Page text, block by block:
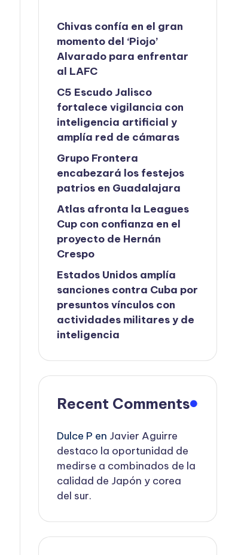
Chivas confía en el gran
momento del ‘Piojo’
Alvarado para enfrentar
al LAFC
C5 Escudo Jalisco
fortalece vigilancia con
inteligencia artificial y
amplía red de cámaras
Grupo Frontera
encabezará los festejos
patrios en Guadalajara
Atlas afronta la Leagues
Cup con confianza en el
proyecto de Hernán
Crespo
Estados Unidos amplía
sanciones contra Cuba por
presuntos vínculos con
actividades militares y de
inteligencia
Recent Comments
Dulce P en Javier Aguirre
destaco la oportunidad de
medirse a combinados de la
calidad de Japón y corea
del sur.